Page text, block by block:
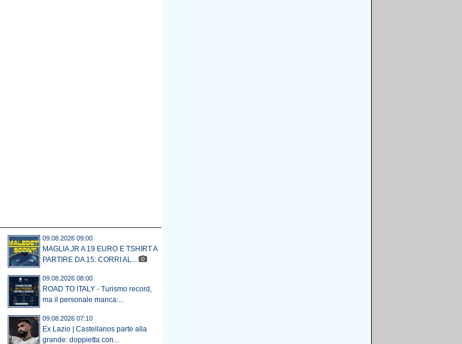
09.08.2026 09:00
MAGLIA JR A 19 EURO E TSHIRT A
PARTIRE DA 15: CORRI AL...
09.08.2026 08:00
ROAD TO ITALY - Turismo record,
ma il personale manca:...
09.08.2026 07:10
Ex Lazio | Castellanos parte alla
grande: doppietta con...